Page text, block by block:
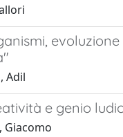
evoluzione
Adil
e genio
Giacomo